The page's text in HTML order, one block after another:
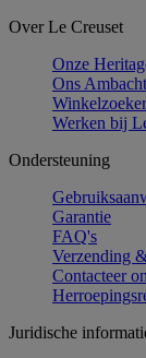
Over Le Creuset
Onze
Ons Ambacht
Winkelzoeker
Werken bij
Ondersteuning
Garantie
FAQ's
Verzending
Contacteer
Juridische